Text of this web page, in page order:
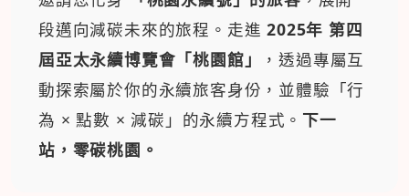
段邁向減碳未來的旅程。走進2025年 第四
屆亞太永續博覽會「桃園館」
，透過專屬互
動探索屬於你的永續旅客身份，並體驗「行
為 × 點數 × 減碳」的永續方程式。 下一
站，零碳桃園。